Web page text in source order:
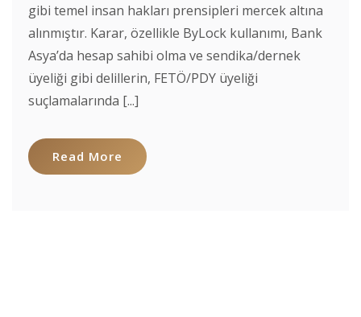
gibi temel insan hakları prensipleri mercek altına
alınmıştır. Karar, özellikle ByLock kullanımı, Bank
Asya’da hesap sahibi olma ve sendika/dernek
üyeliği gibi delillerin, FETÖ/PDY üyeliği
suçlamalarında [...]
Read More